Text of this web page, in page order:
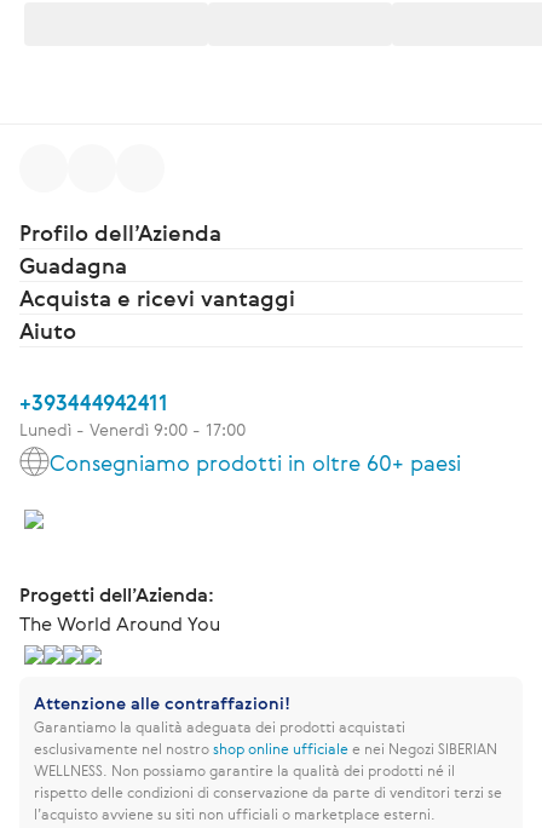
Profilo dell’Azienda
Guadagna
Acquista e ricevi vantaggi
Aiuto
+393444942411
Lunedì - Venerdì 9:00 - 17:00
Consegniamo prodotti in oltre 60+ paesi
Progetti dell’Azienda:
The World Around You
Attenzione alle contraffazioni!
Garantiamo la qualità adeguata dei prodotti acquistati
esclusivamente nel nostroshop online ufficialee nei Negozi SIBERIAN
WELLNESS. Non possiamo garantire la qualità dei prodotti né il
rispetto delle condizioni di conservazione da parte di venditori terzi se
l’acquisto avviene su siti non ufficiali o marketplace esterni.